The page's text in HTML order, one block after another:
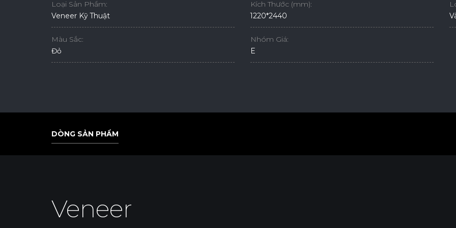
Loại Sản Phẩm:
Veneer Kỹ Thuật
Kích Thước (mm):
1220*2440
Màu Sắc:
Đỏ
Nhóm Giá:
E
DÒNG SẢN PHẨM
Veneer